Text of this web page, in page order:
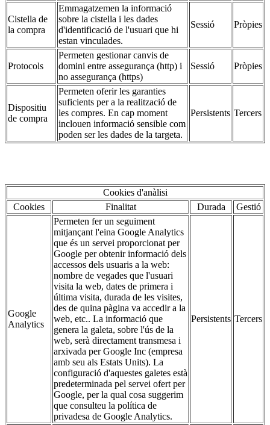
Cistella de
la compra
Emmagatzemen la informació
sobre la cistella i les dades
d'identificació de l'usuari que hi
estan vinculades.
Sessió Pròpies
Protocols
Permeten gestionar canvis de
domini entre assegurança (http) i
no assegurança (https)
Sessió Pròpies
Dispositiu
de compra
Permeten oferir les garanties
suficients per a la realització de
les compres. En cap moment
inclouen informació sensible com
poden ser les dades de la targeta.
Persistents Tercers
Cookies d'anàlisi
Cookies
Finalitat Durada Gestió
Google
Analytics
Permeten fer un seguiment
mitjançant l'eina Google Analytics
que és un servei proporcionat per
Google per obtenir informació dels
accessos dels usuaris a la web:
nombre de vegades que l'usuari
visita la web, dates de primera i
última visita, durada de les visites,
des de quina pàgina va accedir a la
web, etc.. La informació que
genera la galeta, sobre l'ús de la
web, serà directament transmesa i
arxivada per Google Inc (empresa
amb seu als Estats Units). La
configuració d'aquestes galetes està
predeterminada pel servei ofert per
Google, per la qual cosa suggerim
que consulteu la política de
privadesa de Google Analytics.
Persistents Tercers